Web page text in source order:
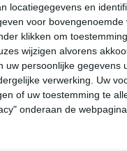
locatiegegevens en
voor
klikken om
wijzigen alvorens
uw persoonlijke
verwerking. Uw
of uw toestemming te
onderaan de webpagina.